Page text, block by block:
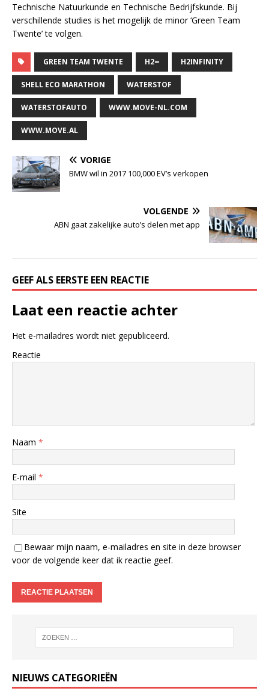
Technische Natuurkunde en Technische Bedrijfskunde. Bij
verschillende studies is het mogelijk de minor ‘Green Team
Twente’ te volgen.
GREEN TEAM TWENTE H2∞ H2INFINITY
SHELL ECO MARATHON WATERSTOF
WATERSTOFAUTO WWW.MOVE-NL.COM
WWW.MOVE.AL
VORIGE
BMW wil in 2017 100,000 EV’s verkopen
VOLGENDE
ABN gaat zakelijke auto’s delen met app
GEEF ALS EERSTE EEN REACTIE
Laat een reactie achter
Het e-mailadres wordt niet gepubliceerd.
Reactie
Naam *
E-mail *
Site
Bewaar mijn naam, e-mailadres en site in deze browser
voor de volgende keer dat ik reactie geef.
NIEUWS CATEGORIEËN